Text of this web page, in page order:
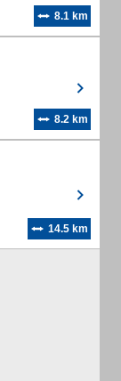
8.1 km
8.2 km
14.5 km